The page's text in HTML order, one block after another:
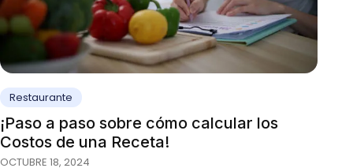
Restaurante
¡Paso a paso sobre cómo calcular los
Costos de una Receta!
OCTUBRE 18, 2024